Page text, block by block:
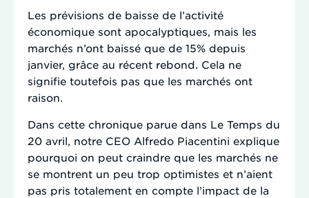
Les prévisions de baisse de l’activité
économique sont apocalyptiques, mais les
marchés n’ont baissé que de 15% depuis
janvier, grâce au récent rebond. Cela ne
signifie toutefois pas que les marchés ont
raison.
Dans cette chronique parue dans Le Temps du
20 avril, notre CEO Alfredo Piacentini explique
pourquoi on peut craindre que les marchés ne
se montrent un peu trop optimistes et n’aient
pas pris totalement en compte l’impact de la